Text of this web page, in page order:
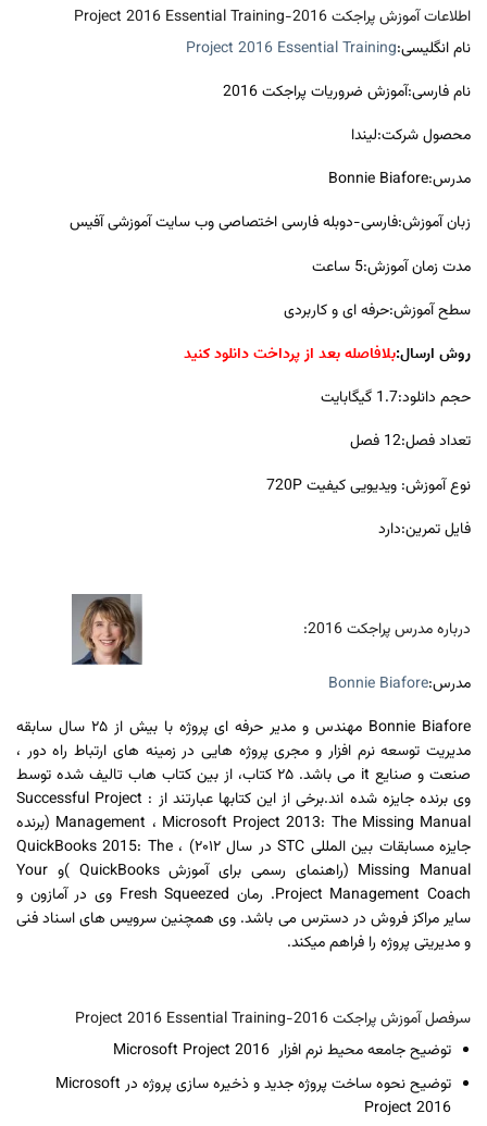
اطلاعات آموزش پراجکت 2016-Project 2016 Essential Training
نام انگلیسی:Project 2016 Essential Training
نام فارسی:آموزش ضروریات پراجکت 2016
محصول شرکت:لیندا
مدرس:Bonnie Biafore
زبان آموزش:فارسی-دوبله فارسی اختصاصی وب سایت آموزشی آفیس
مدت زمان آموزش:5 ساعت
سطح آموزش:حرفه ای و کاربردی
روش ارسال:بلافاصله بعد از پرداخت دانلود کنید
حجم دانلود:1.7 گیگابایت
تعداد فصل:12 فصل
نوع آموزش: ویدیویی کیفیت 720P
فایل تمرین:دارد
درباره مدرس پراجکت 2016:
مدرس:Bonnie Biafore
Bonnie Biafore مهندس و مدیر حرفه ای پروژه با بیش از ۲۵ سال سابقه
مدیریت توسعه نرم افزار و مجری پروژه هایی در زمینه های ارتباط راه دور ،
صنعت و صنایع it می باشد. ۲۵ کتاب، از بین کتاب هاب تالیف شده توسط
وی برنده جایزه شده اند.برخی از این کتابها عبارتند از : Successful Project
Management ، Microsoft Project 2013: The Missing Manual (برنده
جایزه مسابقات بین المللی STC در سال ۲۰۱۲) ، QuickBooks 2015: The
Missing Manual (راهنمای رسمی برای آموزش QuickBooks )و Your
Project Management Coach. رمان Fresh Squeezed وی در آمازون و
سایر مراکز فروش در دسترس می باشد. وی همچنین سرویس های اسناد فنی
و مدیریتی پروژه را فراهم میکند.
سرفصل آموزش پراجکت 2016-Project 2016 Essential Training
توضیح جامعه محیط نرم افزار Microsoft Project 2016
توضیح نحوه ساخت پروژه جدید و ذخیره سازی پروژه در Microsoft
Project 2016